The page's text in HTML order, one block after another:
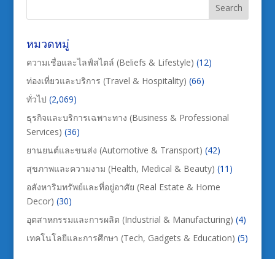
หมวดหมู่
ความเชื่อและไลฟ์สไตล์ (Beliefs & Lifestyle) (12)
ท่องเที่ยวและบริการ (Travel & Hospitality) (66)
ทั่วไป (2,069)
ธุรกิจและบริการเฉพาะทาง (Business & Professional
Services) (36)
ยานยนต์และขนส่ง (Automotive & Transport) (42)
สุขภาพและความงาม (Health, Medical & Beauty) (11)
อสังหาริมทรัพย์และที่อยู่อาศัย (Real Estate & Home
Decor) (30)
อุตสาหกรรมและการผลิต (Industrial & Manufacturing) (4)
เทคโนโลยีและการศึกษา (Tech, Gadgets & Education) (5)